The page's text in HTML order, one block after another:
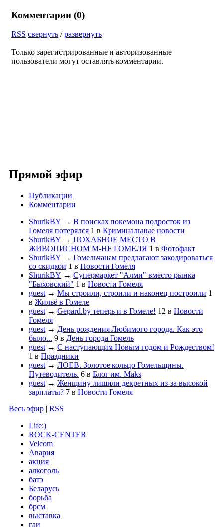
Комментарии (0)
RSS свернуть /развернуть
Только зарегистрированные и авторизованные
пользователи могут оставлять комментарии.
Прямой эфир
Публикации
Комментарии
ShurikBY → В поисках покемона подросток из
Гомеля потерялся 1 в Криминальные новости
ShurikBY → ПОХАБНОЕ МЕСТО В
ЖИВОПИСНОМ М-НЕ ГОМЕЛЯ 1 в Фотофакт
ShurikBY → Гомельчанам предлагают закодироваться
со скидкой 1 в Новости Гомеля
ShurikBY → Супермаркет "Алми" вместо рынка
"Быховский" 1 в Новости Гомеля
guest → Мы строили, строили и наконец построили 1
в Жильё в Гомеле
guest → Gepard.by теперь и в Гомеле! 12 в Новости
Гомеля
guest → День рождения Любимого города. Как это
было... 9 в День города Гомель
guest → С наступающим Новым годом и Рождеством!
1 в Праздники
guest → ЛОЕВ. Золотое кольцо Гомельщины.
Путеводитель. 6 в Блог им. Maks
guest → Женщину лишили декретных из-за высокой
зарплаты? 7 в Новости Гомеля
Весь эфир | RSS
Life:)
ROCK-CENTER
Velcom
Авария
акция
алкоголь
батэ
Беларусь
борьба
брсм
выставка
гаи